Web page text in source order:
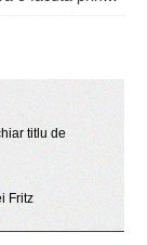
titlu de
Fritz